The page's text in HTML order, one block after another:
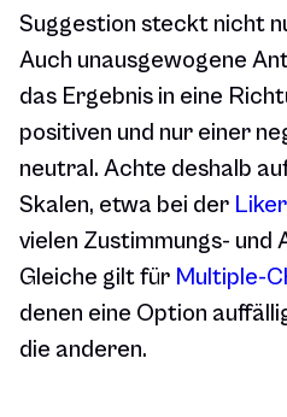
Suggestion steckt nicht
Auch unausgewogene
das Ergebnis in eine
positiven und nur einer
neutral. Achte deshalb
Skalen, etwa bei der
vielen Zustimmungs- und
Gleiche gilt für Multiple-
denen eine Option
die anderen.